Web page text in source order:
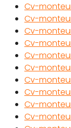
Cv-
Cv-
Cv-
Cv-
Cv-
Cv-
Cv-
Cv-
Cv-
Cv-